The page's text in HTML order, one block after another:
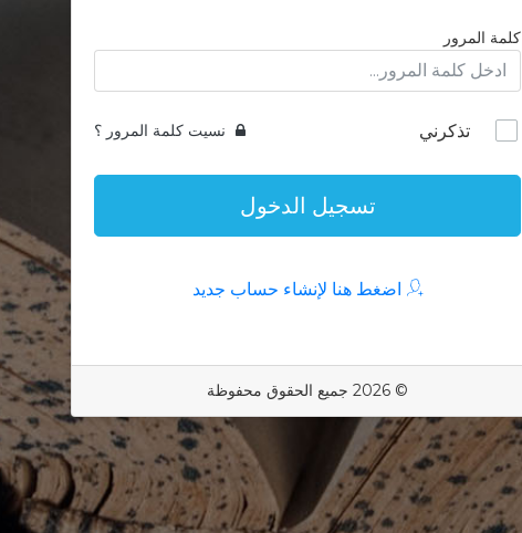
كلمة المرور
تذكرني نسيت كلمة المرور ؟
تسجيل الدخول
اضغط هنا لإنشاء حساب جديد
© 2026 جميع الحقوق محفوظة